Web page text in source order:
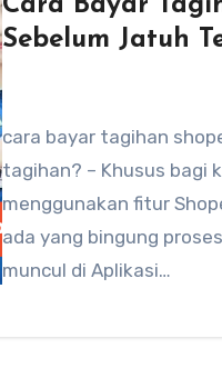
Cara Bayar
Sebelum Jatuh
cara bayar tagihan
tagihan? – Khusus bagi
menggunakan fitur
ada yang bingung
muncul di Aplikasi…